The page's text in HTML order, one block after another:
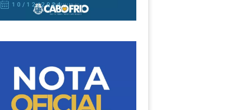
10/12/2024